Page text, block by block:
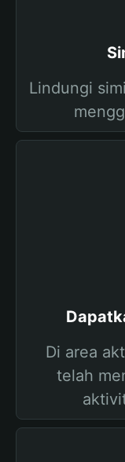
Lindungi
Di area
telah